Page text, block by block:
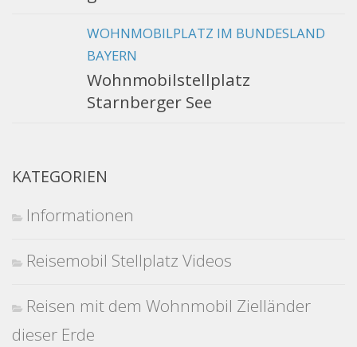
WOHNMOBILPLATZ IM BUNDESLAND
BAYERN
Wohnmobilstellplatz
Starnberger See
KATEGORIEN
Informationen
Reisemobil Stellplatz Videos
Reisen mit dem Wohnmobil Zielländer
dieser Erde